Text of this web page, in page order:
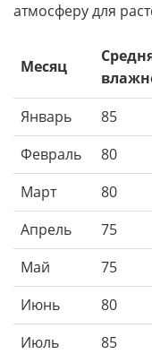
атмосферу для
Месяц
Январь
85
Февраль
80
Март
80
Апрель
75
Май
75
Июнь
80
Июль
85